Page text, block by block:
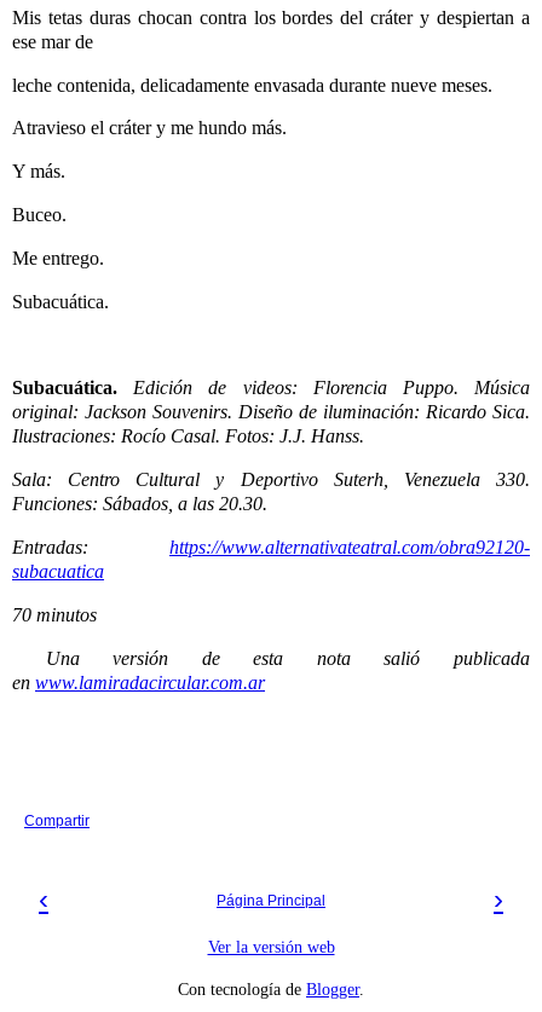
Mis tetas duras chocan contra los bordes del cráter y despiertan a
ese mar de
leche contenida, delicadamente envasada durante nueve meses.
Atravieso el cráter y me hundo más.
Y más.
Buceo.
Me entrego.
Subacuática.
Subacuática.Edición de videos: Florencia Puppo. Música
original: Jackson Souvenirs. Diseño de iluminación: Ricardo Sica.
Ilustraciones: Rocío Casal. Fotos: J.J. Hanss.
Sala: Centro Cultural y Deportivo Suterh, Venezuela 330.
Funciones: Sábados, a las 20.30.
Entradas: https://www.alternativateatral.com/obra92120-
subacuatica
70 minutos
Una versión de esta nota salió publicada
en www.lamiradacircular.com.ar
Compartir
‹ ›
Página Principal
Ver la versión web
Con tecnología de Blogger.